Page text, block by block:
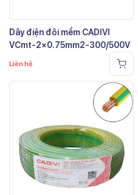
Dây điện đôi mềm CADIVI
VCmt-2×0.75mm2-300/500V
Liên hệ